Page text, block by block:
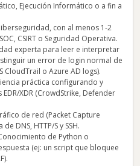
Ejecución Informático o a fin a
con al menos 1-2
CSIRT o Seguridad Operativa.
experta para leer e interpretar
un error de login normal de
CloudTrail o Azure AD logs).
práctica configurando y
XDR (CrowdStrike, Defender
de red (Packet Capture
DNS, HTTP/S y SSH.
de Python o
(ej: un script que bloquee